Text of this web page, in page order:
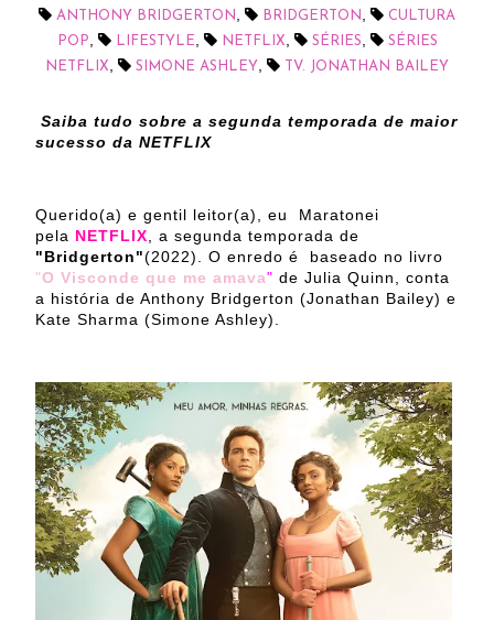
ANTHONY BRIDGERTON, BRIDGERTON,
CULTURA
POP, LIFESTYLE, NETFLIX, SÉRIES,
SÉRIES
NETFLIX, SIMONE ASHLEY, TV. JONATHAN BAILEY
Saiba tudo sobre a segunda temporada de maior
sucesso da NETFLIX
Querido(a) e gentil leitor(a), eu Maratonei
pela NETFLIX, a segunda temporada de
"Bridgerton"(2022). O enredo é baseado no livro
"O Visconde que me amava" de Julia Quinn, conta
a história de Anthony Bridgerton (Jonathan Bailey) e
Kate Sharma (Simone Ashley).